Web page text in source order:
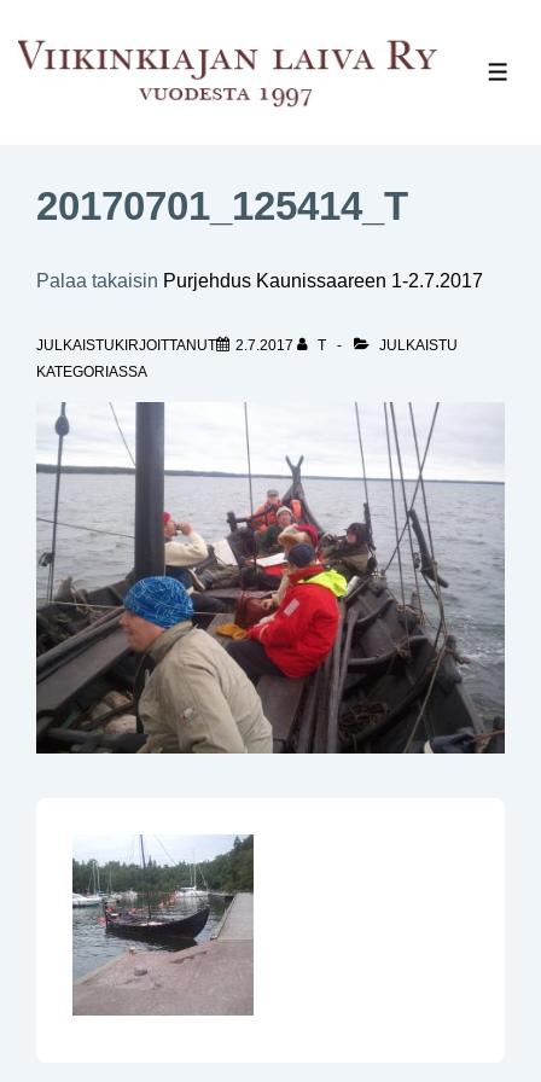
Siirry
20170701_125414_T
Palaa takaisin Purjehdus Kaunissaareen 1-2.7.2017
JULKAISTUKIRJOITTANUT 2.7.2017 T
JULKAISTU
KATEGORIASSA